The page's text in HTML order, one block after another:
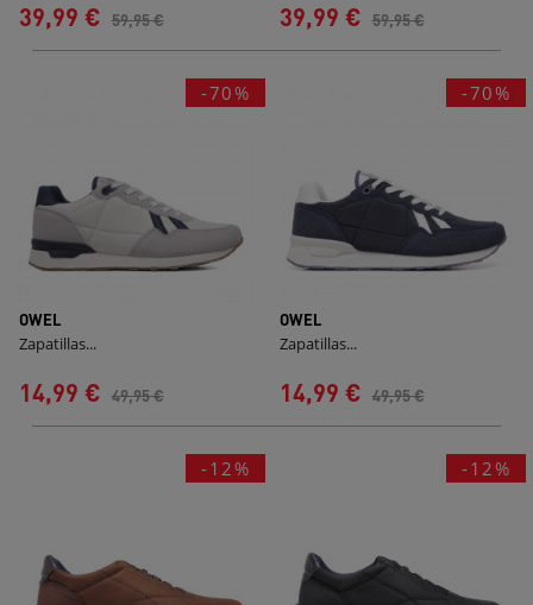
39,99 € 59,95 € 39,99 € 59,95 €
-70%
OWEL
Zapatillas...
14,99 € 49,95 €
-70%
OWEL
Zapatillas...
14,99 € 49,95 €
-12% -12%